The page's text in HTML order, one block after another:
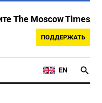
The Moscow Times
ПОДДЕРЖАТЬ
EN